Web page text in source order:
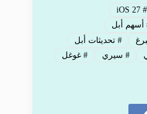
#
iOS 27
أسهم أبل
# تحديثات أبل
# سيري # غوغل